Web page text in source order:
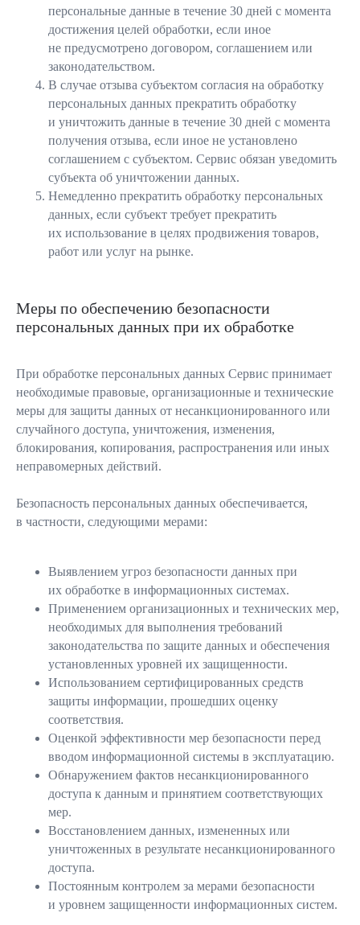
персональные данные в течение 30 дней с момента
достижения целей обработки, если иное
не предусмотрено договором, соглашением или
законодательством.
В случае отзыва субъектом согласия на обработку
персональных данных прекратить обработку
и уничтожить данные в течение 30 дней с момента
получения отзыва, если иное не установлено
соглашением с субъектом. Сервис обязан уведомить
субъекта об уничтожении данных.
Немедленно прекратить обработку персональных
данных, если субъект требует прекратить
их использование в целях продвижения товаров,
работ или услуг на рынке.
Меры по обеспечению безопасности
персональных данных при их обработке
При обработке персональных данных Сервис принимает
необходимые правовые, организационные и технические
меры для защиты данных от несанкционированного или
случайного доступа, уничтожения, изменения,
блокирования, копирования, распространения или иных
неправомерных действий.
Безопасность персональных данных обеспечивается,
в частности, следующими мерами:
Выявлением угроз безопасности данных при
их обработке в информационных системах.
Применением организационных и технических мер,
необходимых для выполнения требований
законодательства по защите данных и обеспечения
установленных уровней их защищенности.
Использованием сертифицированных средств
защиты информации, прошедших оценку
соответствия.
Оценкой эффективности мер безопасности перед
вводом информационной системы в эксплуатацию.
Обнаружением фактов несанкционированного
доступа к данным и принятием соответствующих
мер.
Восстановлением данных, измененных или
уничтоженных в результате несанкционированного
доступа.
Постоянным контролем за мерами безопасности
и уровнем защищенности информационных систем.